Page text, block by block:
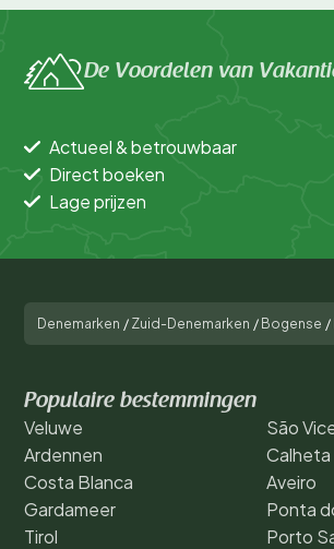
De Voordelen van
Actueel & betrouwbaar
Direct boeken
Lage prijzen
Denemarken / Zuid-Denemarken / Bogense /
Populaire bestemmingen
Veluwe
Ardennen
Costa Blanca
Gardameer
Tirol
São
Calheta
Aveiro
Ponta
Porto